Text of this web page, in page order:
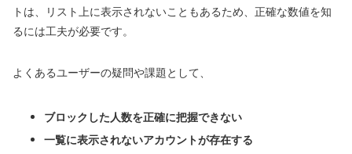
トは、リスト上に表示されないこともあるため、正確な数値を知
るには工夫が必要です。
よくあるユーザーの疑問や課題として、
ブロックした人数を正確に把握できない
一覧に表示されないアカウントが存在する